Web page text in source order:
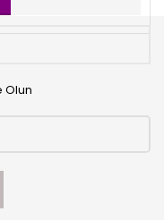
Olun